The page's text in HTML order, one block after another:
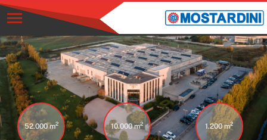
52.000 m2 10.000 m2 1.200 m2